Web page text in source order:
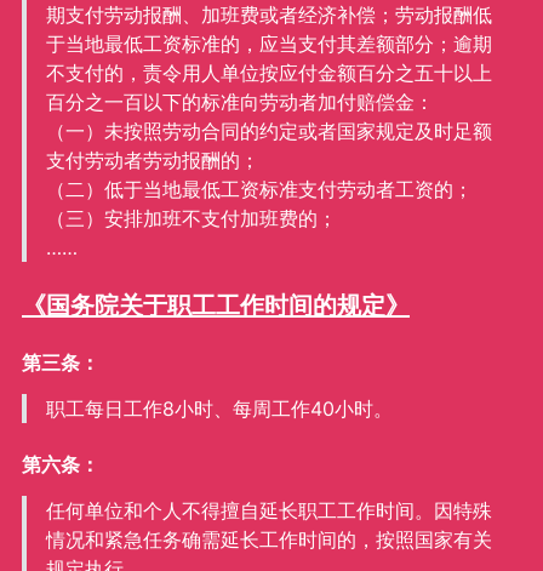
期支付劳动报酬、加班费或者经济补偿；劳动报酬低
于当地最低工资标准的，应当支付其差额部分；逾期
不支付的，责令用人单位按应付金额百分之五十以上
百分之一百以下的标准向劳动者加付赔偿金：
（一）未按照劳动合同的约定或者国家规定及时足额
支付劳动者劳动报酬的；
（二）低于当地最低工资标准支付劳动者工资的；
（三）安排加班不支付加班费的；
……
《国务院关于职工工作时间的规定》
第三条：
职工每日工作8小时、每周工作40小时。
第六条：
任何单位和个人不得擅自延长职工工作时间。因特殊
情况和紧急任务确需延长工作时间的，按照国家有关